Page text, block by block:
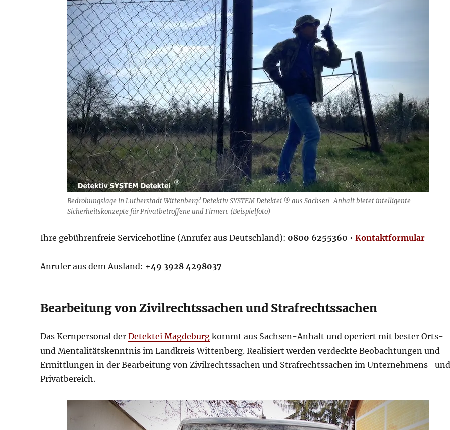
Bedrohungslage in Lutherstadt Wittenberg? Detektiv SYSTEM Detektei ® aus Sachsen-Anhalt bietet intelligente
Sicherheitskonzepte für Privatbetroffene und Firmen. (Beispielfoto)
Ihre gebührenfreie Servicehotline (Anrufer aus Deutschland): 0800 6255360 •Kontaktformular
Anrufer aus dem Ausland: +49 3928 4298037
Bearbeitung von Zivilrechtssachen und Strafrechtssachen
Das Kernpersonal derDetektei Magdeburg kommt aus Sachsen-Anhalt und operiert mit bester Orts-
und Mentalitätskenntnis im Landkreis Wittenberg. Realisiert werden verdeckte Beobachtungen und
Ermittlungen in der Bearbeitung von Zivilrechtssachen und Strafrechtssachen im Unternehmens-
Privatbereich.